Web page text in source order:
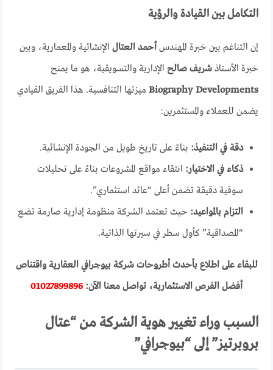
التكامل بين القيادة والرؤية
إن التناغم بين خبرة المهندسأحمد العتال الإنشائية والمعمارية، وبين
خبرة الأستاذشريف صالح الإدارية والتسويقية، هو ما يمنح
Biography Developments ميزتها التنافسية. هذا الفريق القيادي
يضمن للعملاء والمستثمرين:
دقة في التنفيذ: بناءً على تاريخ طويل من الجودة الإنشائية.
ذكاء في الاختيار: انتقاء مواقع المشروعات بناءً على تحليلات
سوقية دقيقة تضمن أعلى “عائد استثماري”.
التزام بالمواعيد: حيث تعتمد الشركة منظومة إدارية صارمة تضع
“المصداقية” كأول سطر في سيرتها الذاتية.
للبقاء على اطلاع بأحدث أطروحات شركة بيوجرافي العقارية واقتناص
أفضل الفرص الاستثمارية، تواصل معنا الآن: 01027899896
السبب وراء تغيير هوية الشركة من “عتال
بروبرتيز” إلى “بيوجرافي”